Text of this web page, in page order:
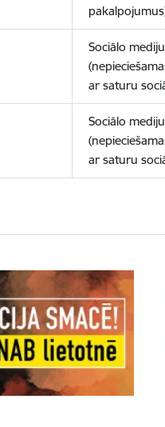
Sociālo
ar saturu
Sociālo
ar saturu